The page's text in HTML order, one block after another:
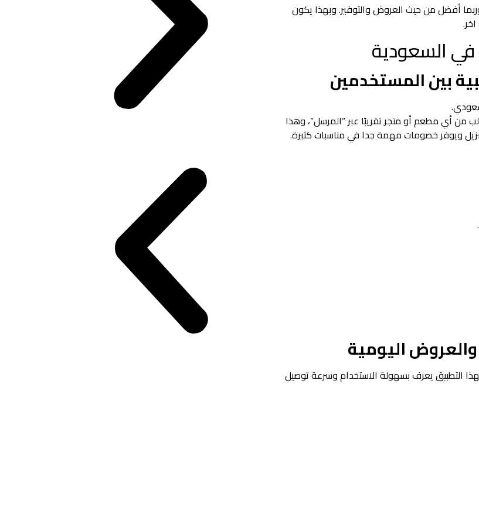
أفضل من حيث العروض والتوفير. وبهذا يكون
السعودية
من أي مطعم أو متجر تقريبًا عبر “المرسل”، وهذا
ويوفر خصومات مهمة جدا في مناسبات كثيرة.
التطبيق يعرف بسهولة الاستخدام وسرعة توصيل